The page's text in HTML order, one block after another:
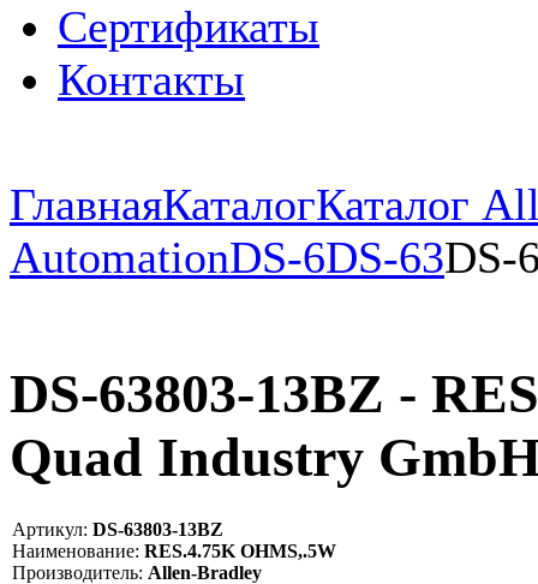
Сертификаты
Контакты
ГлавнаяКаталогКаталог
AutomationDS-6DS-63DS-
DS-63803-13BZ -
Quad Industry
Артикул: DS-63803-13BZ
Наименование: RES.4.75K OHMS,.5W
Производитель: Allen-Bradley